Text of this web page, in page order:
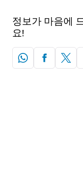
정보가 마음에
요!